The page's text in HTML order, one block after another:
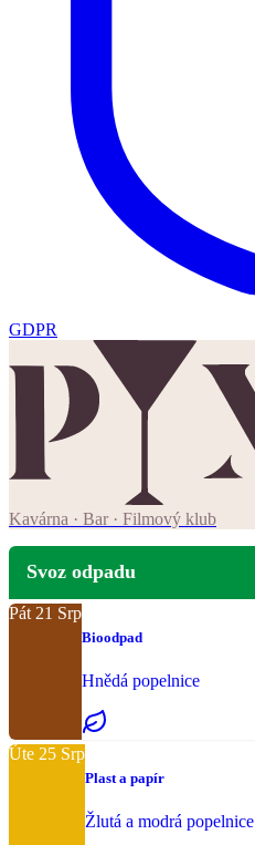
GDPR
Kavárna · Bar · Filmový klub
Svoz odpadu
Pát 21 Srp
Bioodpad
Hnědá popelnice
Úte 25 Srp
Plast a papír
Žlutá a modrá popelnice